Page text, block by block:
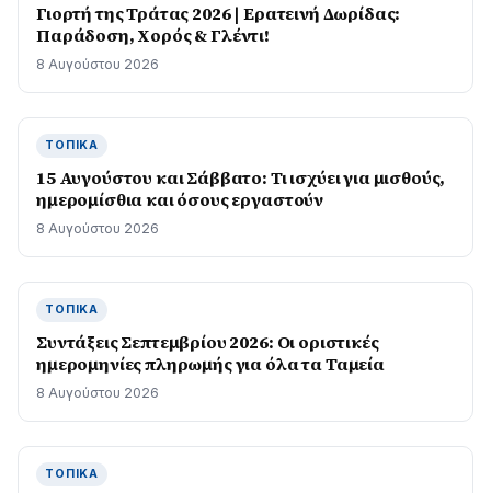
Γιορτή της Τράτας 2026 | Ερατεινή Δωρίδας:
Παράδοση, Χορός & Γλέντι!
8 Αυγούστου 2026
ΤΟΠΙΚΆ
15 Αυγούστου και Σάββατο: Τι ισχύει για μισθούς,
ημερομίσθια και όσους εργαστούν
8 Αυγούστου 2026
ΤΟΠΙΚΆ
Συντάξεις Σεπτεμβρίου 2026: Οι οριστικές
ημερομηνίες πληρωμής για όλα τα Ταμεία
8 Αυγούστου 2026
ΤΟΠΙΚΆ